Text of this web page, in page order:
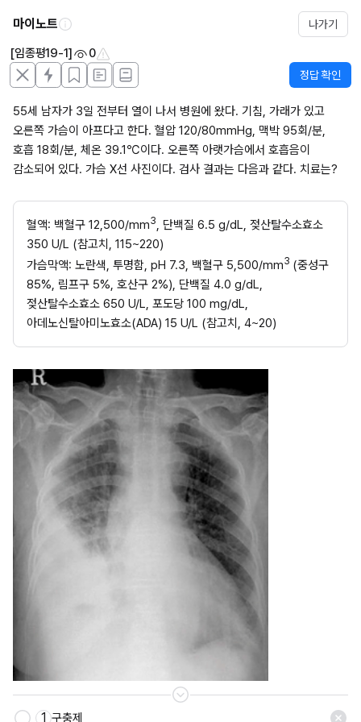
마이노트 나가기
[임종평19-1] 0
정답 확인
55세 남자가 3일 전부터 열이 나서 병원에 왔다. 기침, 가래가 있고
오른쪽 가슴이 아프다고 한다. 혈압 120/80mmHg, 맥박 95회/분,
호흡 18회/분, 체온 39.1℃이다. 오른쪽 아랫가슴에서 호흡음이
감소되어 있다. 가슴 X선 사진이다. 검사 결과는 다음과 같다. 치료는?
혈액: 백혈구 12,500/mm3, 단백질 6.5 g/dL, 젖산탈수소효소
350 U/L (참고치, 115~220)
가슴막액: 노란색, 투명함, pH 7.3, 백혈구 5,500/mm3 (중성구
85%, 림프구 5%, 호산구 2%), 단백질 4.0 g/dL,
젖산탈수소효소 650 U/L, 포도당 100 mg/dL,
아데노신탈아미노효소(ADA) 15 U/L (참고치, 4~20)
1 구충제